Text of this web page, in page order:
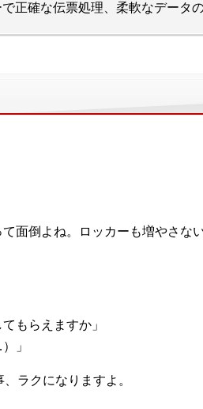
正確な伝票処理、柔軟なデータ
面倒よね。ロッカーも増やさな
もらえますか」
」
ラクになりますよ。